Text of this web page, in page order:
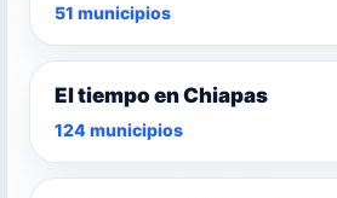
51 municipios
El tiempo en Chiapas
124 municipios